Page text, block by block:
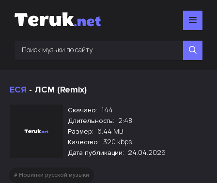
ЕСЯ - ЛСМ (Remix)
Скачано: 144
Длительность: 2:48
Размер: 6.44 MB
Качество: 320 kbps
Дата публикации: 24.04.2026
Новинки русской музыки